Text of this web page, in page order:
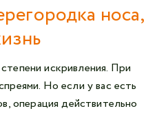
носа,
искривления. При
Но если у вас есть
операция действительно